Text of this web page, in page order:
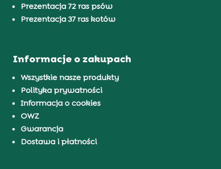
Prezentacja 72 ras psów
Prezentacja 37 ras kotów
Informacje o zakupach
Wszystkie nasze produkty
Polityka prywatności
Informacja o cookies
OWZ
Gwarancja
Dostawa i płatności